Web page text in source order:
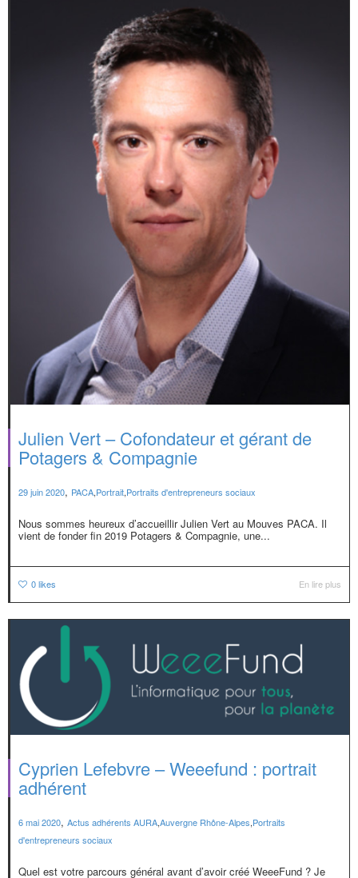
Julien Vert – Cofondateur et gérant de
Potagers & Compagnie
29 juin 2020, PACA,Portrait,Portraits d'entrepreneurs sociaux
Nous sommes heureux d’accueillir Julien Vert au Mouves PACA. Il
vient de fonder fin 2019 Potagers & Compagnie, une...
0likes En lire plus
Cyprien Lefebvre – Weeefund : portrait
adhérent
6 mai 2020, Actus adhérents AURA,Auvergne Rhône-Alpes,Portraits
d'entrepreneurs sociaux
Quel est votre parcours général avant d’avoir créé WeeeFund ? Je